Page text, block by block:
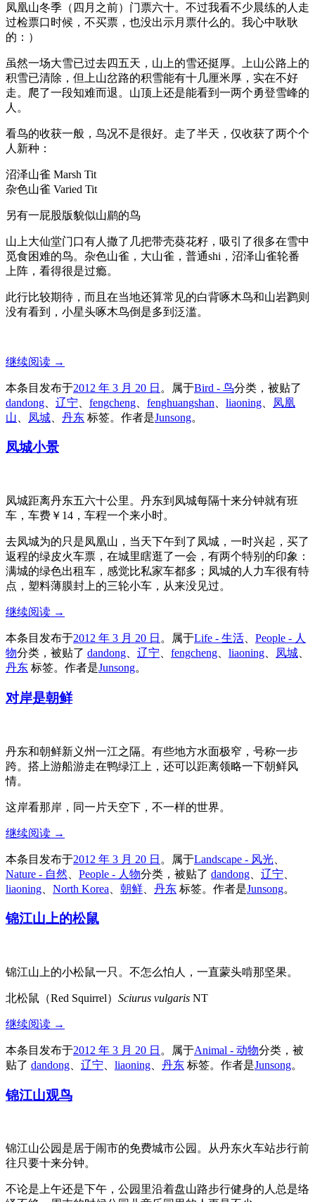
凤凰山冬季（四月之前）门票六十。不过我看不少晨练的人走
过检票口时候，不买票，也没出示月票什么的。我心中耿耿
的：）
虽然一场大雪已过去四五天，山上的雪还挺厚。上山公路上的
积雪已清除，但上山岔路的积雪能有十几厘米厚，实在不好
走。爬了一段知难而退。山顶上还是能看到一两个勇登雪峰的
人。
看鸟的收获一般，鸟况不是很好。走了半天，仅收获了两个个
人新种：
沼泽山雀 Marsh Tit
杂色山雀 Varied Tit
另有一屁股版貌似山鹛的鸟
山上大仙堂门口有人撒了几把带壳葵花籽，吸引了很多在雪中
觅食困难的鸟。杂色山雀，大山雀，普通shi，沼泽山雀轮番
上阵，看得很是过瘾。
此行比较期待，而且在当地还算常见的白背啄木鸟和山岩鹨则
没有看到，小星头啄木鸟倒是多到泛滥。
继续阅读 →
本条目发布于2012 年 3 月 20 日 。属于Bird - 鸟分类，被贴了
dandong
辽宁 fengcheng fenghuangshan liaoning
凤凰
山
凤城 丹东 标签。 作者是Junsong。
凤城小景
凤城距离丹东五六十公里。丹东到凤城每隔十来分钟就有班
车，车费￥14，车程一个来小时。
去凤城为的只是凤凰山，当天下午到了凤城，一时兴起，买了
返程的绿皮火车票，在城里瞎逛了一会，有两个特别的印象：
满城的绿色出租车，感觉比私家车都多；凤城的人力车很有特
点，塑料薄膜封上的三轮小车，从来没见过。
继续阅读 →
本条目发布于2012 年 3 月 20 日 。属于Life - 生活
People - 人
物分类，被贴了 dandong 辽宁 fengcheng liaoning 凤城
丹东 标签。 作者是Junsong。
对岸是朝鲜
丹东和朝鲜新义州一江之隔。有些地方水面极窄，号称一步
跨。搭上游船游走在鸭绿江上，还可以距离领略一下朝鲜风
情。
这岸看那岸，同一片天空下，不一样的世界。
继续阅读 →
本条目发布于2012 年 3 月 20 日 。属于Landscape - 风光
Nature - 自然
People - 人物分类，被贴了 dandong 辽宁
liaoning
North Korea 朝鲜 丹东 标签。 作者是Junsong。
锦江山上的松鼠
锦江山上的小松鼠一只。不怎么怕人，一直蒙头啃那坚果。
北松鼠（Red Squirrel） Sciurus vulgaris NT
继续阅读 →
本条目发布于2012 年 3 月 20 日 。属于Animal - 动物分类，被
贴了 dandong 辽宁 liaoning 丹东 标签。 作者是Junsong。
锦江山观鸟
锦江山公园是居于闹市的免费城市公园。从丹东火车站步行前
往只要十来分钟。
不论是上午还是下午，公园里沿着盘山路步行健身的人总是络